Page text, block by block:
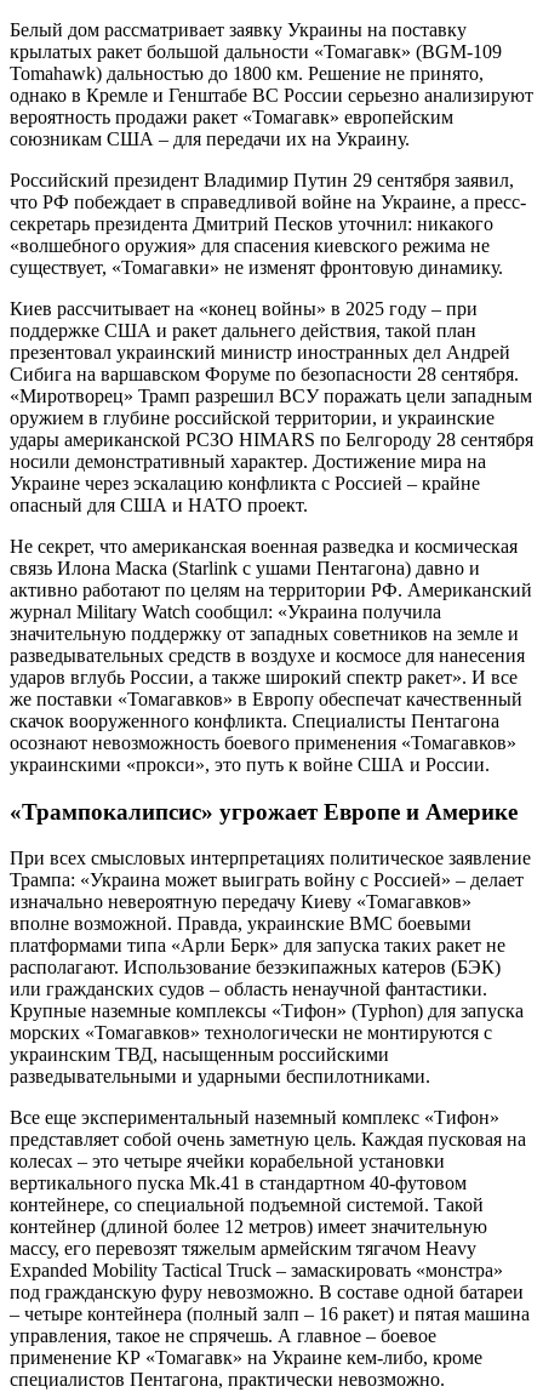
Белый дом рассматривает заявку Украины на поставку
крылатых ракет большой дальности «Томагавк» (BGM-109
Tomahawk) дальностью до 1800 км. Решение не принято,
однако в Кремле и Генштабе ВС России серьезно анализируют
вероятность продажи ракет «Томагавк» европейским
союзникам США – для передачи их на Украину.
Российский президент Владимир Путин 29 сентября заявил,
что РФ побеждает в справедливой войне на Украине, а пресс-
секретарь президента Дмитрий Песков уточнил: никакого
«волшебного оружия» для спасения киевского режима не
существует, «Томагавки» не изменят фронтовую динамику.
Киев рассчитывает на «конец войны» в 2025 году – при
поддержке США и ракет дальнего действия, такой план
презентовал украинский министр иностранных дел Андрей
Сибига на варшавском Форуме по безопасности 28 сентября.
«Миротворец» Трамп разрешил ВСУ поражать цели западным
оружием в глубине российской территории, и украинские
удары американской РСЗО HIMARS по Белгороду 28 сентября
носили демонстративный характер. Достижение мира на
Украине через эскалацию конфликта с Россией – крайне
опасный для США и НАТО проект.
Не секрет, что американская военная разведка и космическая
связь Илона Маска (Starlink с ушами Пентагона) давно и
активно работают по целям на территории РФ. Американский
журнал Military Watch сообщил: «Украина получила
значительную поддержку от западных советников на земле и
разведывательных средств в воздухе и космосе для нанесения
ударов вглубь России, а также широкий спектр ракет». И все
же поставки «Томагавков» в Европу обеспечат качественный
скачок вооруженного конфликта. Специалисты Пентагона
осознают невозможность боевого применения «Томагавков»
украинскими «прокси», это путь к войне США и России.
«Трампокалипсис» угрожает Европе и Америке
При всех смысловых интерпретациях политическое заявление
Трампа: «Украина может выиграть войну с Россией» – делает
изначально невероятную передачу Киеву «Томагавков»
вполне возможной. Правда, украинские ВМС боевыми
платформами типа «Арли Берк» для запуска таких ракет не
располагают. Использование безэкипажных катеров (БЭК)
или гражданских судов – область ненаучной фантастики.
Крупные наземные комплексы «Тифон» (Typhon) для запуска
морских «Томагавков» технологически не монтируются с
украинским ТВД, насыщенным российскими
разведывательными и ударными беспилотниками.
Все еще экспериментальный наземный комплекс «Тифон»
представляет собой очень заметную цель. Каждая пусковая на
колесах – это четыре ячейки корабельной установки
вертикального пуска Mk.41 в стандартном 40-футовом
контейнере, со специальной подъемной системой. Такой
контейнер (длиной более 12 метров) имеет значительную
массу, его перевозят тяжелым армейским тягачом Heavy
Expanded Mobility Tactical Truck – замаскировать «монстра»
под гражданскую фуру невозможно. В составе одной батареи
– четыре контейнера (полный залп – 16 ракет) и пятая машина
управления, такое не спрячешь. А главное – боевое
применение КР «Томагавк» на Украине кем-либо, кроме
специалистов Пентагона, практически невозможно.